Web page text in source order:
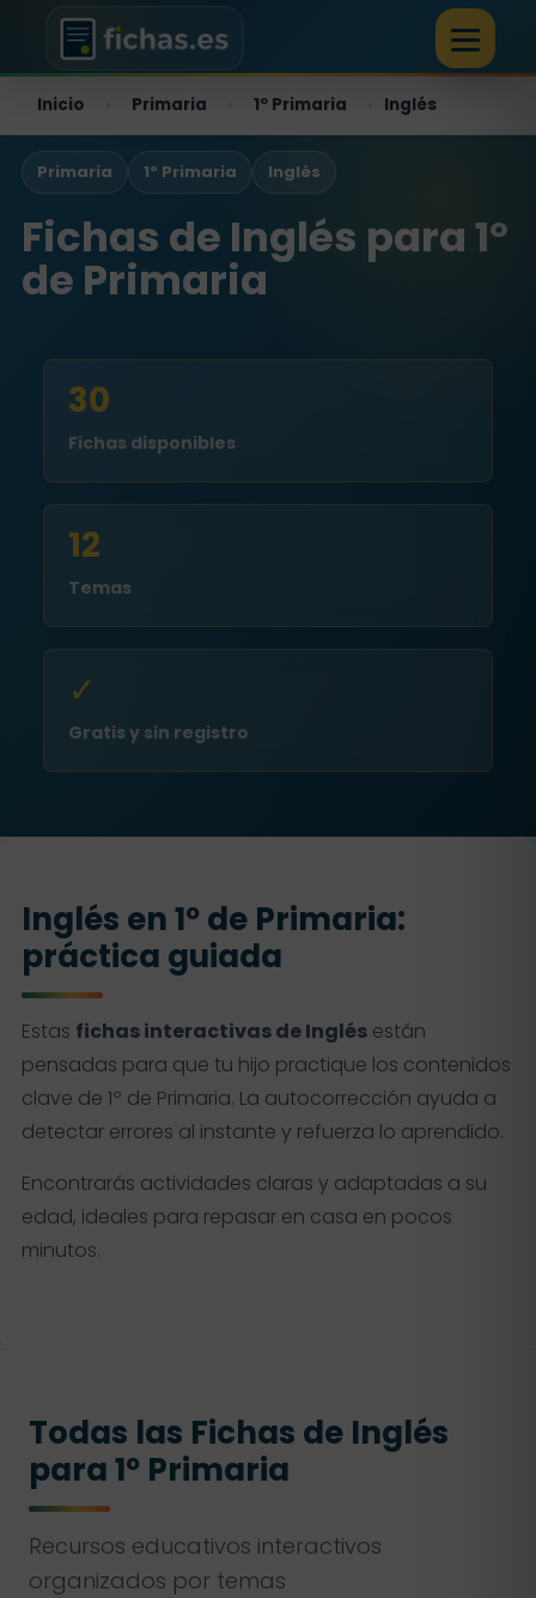
Inicio Primaria 1º Primaria Inglés
Primaria 1º Primaria Inglés
Fichas de Inglés para 1º
de Primaria
30
Fichas disponibles
12
Temas
✓
Gratis y sin registro
Inglés en 1º de Primaria:
práctica guiada
Estas fichas interactivas de Inglés están
pensadas para que tu hijo practique los contenidos
clave de 1º de Primaria. La autocorrección ayuda a
detectar errores al instante y refuerza lo aprendido.
Encontrarás actividades claras y adaptadas a su
edad, ideales para repasar en casa en pocos
minutos.
Todas las Fichas de Inglés
para 1º Primaria
Recursos educativos interactivos
organizados por temas